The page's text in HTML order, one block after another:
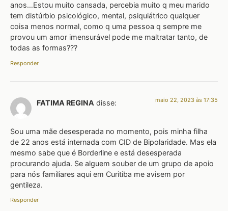
anos…Estou muito cansada, percebia muito q meu marido
tem distúrbio psicológico, mental, psiquiátrico qualquer
coisa menos normal, como q uma pessoa q sempre me
provou um amor imensurável pode me maltratar tanto, de
todas as formas???
Responder
FATIMA REGINA disse: maio 22, 2023 às 17:35
Sou uma mãe desesperada no momento, pois minha filha
de 22 anos está internada com CID de Bipolaridade. Mas ela
mesmo sabe que é Borderline e está desesperada
procurando ajuda. Se alguem souber de um grupo de apoio
para nós familiares aqui em Curitiba me avisem por
gentileza.
Responder